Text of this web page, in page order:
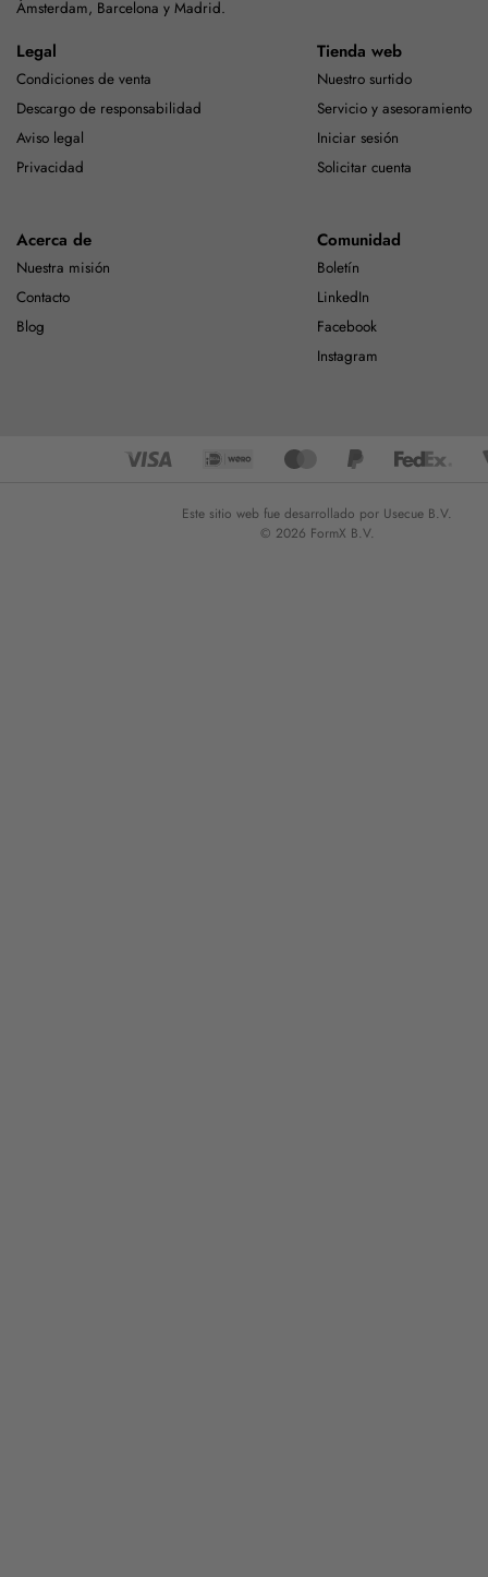
Ámsterdam, Barcelona y Madrid.
Legal
Condiciones de venta
Descargo de responsabilidad
Aviso legal
Privacidad
Tienda web
Nuestro surtido
Servicio y asesoramiento
Iniciar sesión
Solicitar cuenta
Acerca de
Nuestra misión
Contacto
Blog
Comunidad
Boletín
LinkedIn
Facebook
Instagram
Este sitio web fue desarrollado por Usecue B.V.
© 2026 FormX B.V.